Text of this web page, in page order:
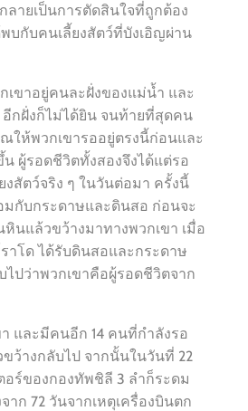
ลายเป็นการตัดสินใจที่ถูกต้อง
บกับคนเลี้ยงสัตว์ที่บังเอิญผ่าน
ขาอยู่คนละฝั่งของแม่น้ำ และ
อีกฝั่งก็ไม่ได้ยิน จนท้ายที่สุดคน
ให้พวกเขารออยู่ตรงนี้ก่อนและ
ผู้รอดชีวิตทั้งสองจึงได้แต่รอ
งสัตว์จริง ๆ ในวันต่อมา ครั้งนี้
กับกระดาษและดินสอ ก่อนจะ
นแล้วขว้างมาทางพวกเขา เมื่อ
าโด ได้รับดินสอและกระดาษ
ไปว่าพวกเขาคือผู้รอดชีวิตจาก
และมีคนอีก 14 คนที่กำลังรอ
ว้างกลับไป จากนั้นในวันที่ 22
อร์ของกองทัพชิลี 3 ลำก็ระดม
ก 72 วันจากเหตุเครื่องบินตก